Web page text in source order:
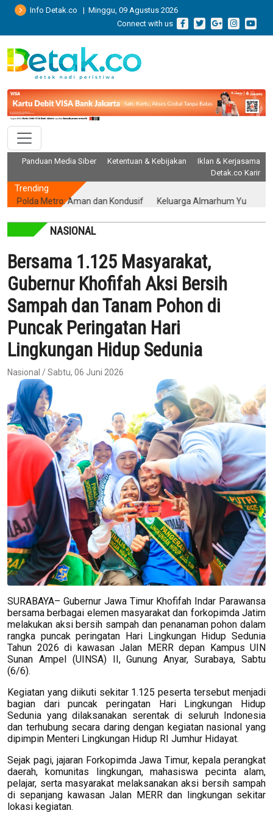
Info Detak.co | Minggu, 09 Agustus 2026
Connect with us
Panduan Media Siber Ketentuan & Kebijakan
Iklan & Kerjasama
Detak.co Karir
Trending
Aman dan Kondusif Keluarga Almarhum Yurizal Akhirnya
NASIONAL
Bersama 1.125 Masyarakat,
Gubernur Khofifah Aksi Bersih
Sampah dan Tanam Pohon di
Puncak Peringatan Hari
Lingkungan Hidup Sedunia
Nasional / Sabtu, 06 Juni 2026
SURABAYA– Gubernur Jawa Timur Khofifah Indar Parawansa
bersama berbagai elemen masyarakat dan forkopimda Jatim
melakukan aksi bersih sampah dan penanaman pohon dalam
rangka puncak peringatan Hari Lingkungan Hidup Sedunia
Tahun 2026 di kawasan Jalan MERR depan Kampus UIN
Sunan Ampel (UINSA) II, Gunung Anyar, Surabaya, Sabtu
(6/6).
Kegiatan yang diikuti sekitar 1.125 peserta tersebut menjadi
bagian dari puncak peringatan Hari Lingkungan Hidup
Sedunia yang dilaksanakan serentak di seluruh Indonesia
dan terhubung secara daring dengan kegiatan nasional yang
dipimpin Menteri Lingkungan Hidup RI Jumhur Hidayat.
Sejak pagi, jajaran Forkopimda Jawa Timur, kepala perangkat
daerah, komunitas lingkungan, mahasiswa pecinta alam,
pelajar, serta masyarakat melaksanakan aksi bersih sampah
di sepanjang kawasan Jalan MERR dan lingkungan sekitar
lokasi kegiatan.